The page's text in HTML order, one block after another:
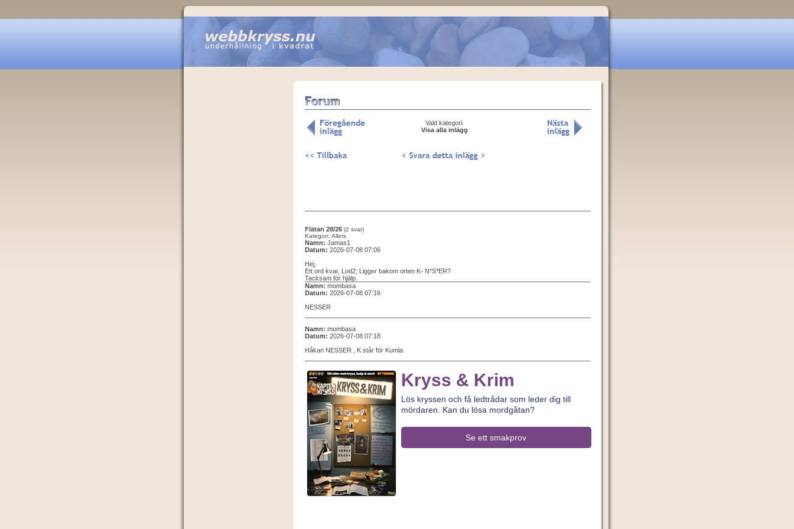
Vald kategori:
Visa alla inlägg
Flätan 28/26 (2 svar)
Kategori: Allers
Namn: Jamas1
Datum: 2026-07-08 07:06
Hej,
Ett ord kvar, Lod2; Ligger bakom orten K- N*S*ER?
Tacksam för hjälp.
Namn: mombasa
Datum: 2026-07-08 07:16
NESSER
Namn: mombasa
Datum: 2026-07-08 07:18
Håkan NESSER , K står för Kumla
Kryss & Krim
Lös kryssen och få ledtrådar som leder dig till
mördaren. Kan du lösa mordgåtan?
Se ett smakprov